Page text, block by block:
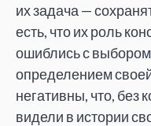
их задача —
есть, что их роль
ошиблись с
определением
негативны, что, без
видели в истории